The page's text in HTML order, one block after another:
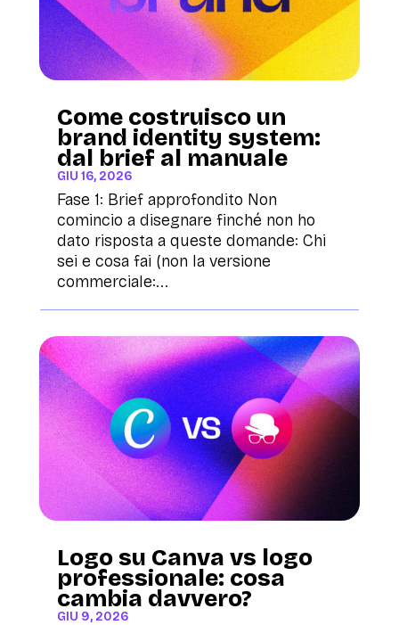
Come costruisco un
brand identity system:
dal brief al manuale
GIU 16, 2026
Fase 1: Brief approfondito Non
comincio a disegnare finché non ho
dato risposta a queste domande: Chi
sei e cosa fai (non la versione
commerciale:...
Logo su Canva vs logo
professionale: cosa
cambia davvero?
GIU 9, 2026